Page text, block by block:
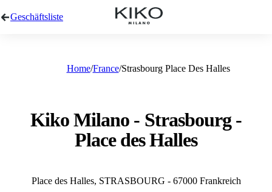
Geschäftsliste
Home France Strasbourg Place Des Halles
Kiko Milano - Strasbourg -
Place des Halles
Place des Halles, STRASBOURG - 67000 Frankreich